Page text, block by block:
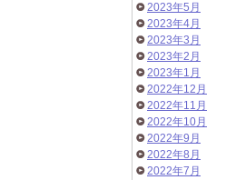
2023年5月
2023年4月
2023年3月
2023年2月
2023年1月
2022年12月
2022年11月
2022年10月
2022年9月
2022年8月
2022年7月